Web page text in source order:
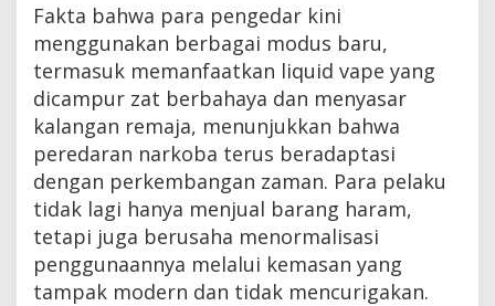
Fakta bahwa para pengedar kini
menggunakan berbagai modus baru,
termasuk memanfaatkan liquid vape yang
dicampur zat berbahaya dan menyasar
kalangan remaja, menunjukkan bahwa
peredaran narkoba terus beradaptasi
dengan perkembangan zaman. Para pelaku
tidak lagi hanya menjual barang haram,
tetapi juga berusaha menormalisasi
penggunaannya melalui kemasan yang
tampak modern dan tidak mencurigakan.